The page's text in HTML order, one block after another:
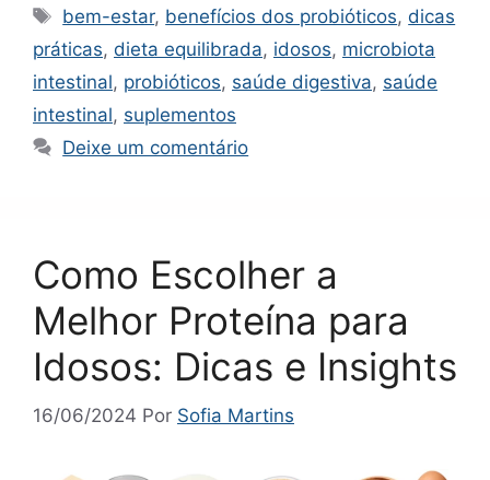
Tags
bem-estar, benefícios dos probióticos,dicas
práticas, dieta equilibrada, idosos, microbiota
intestinal, probióticos, saúde digestiva, saúde
intestinal, suplementos
Deixe um comentário
Como Escolher a
Melhor Proteína para
Idosos: Dicas e Insights
16/06/2024 Por Sofia Martins